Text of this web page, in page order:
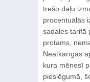
trešo daļu
procentuālās
sadales tarifā
protams,
Neatkarīgās
kura mēnesī
pieslēgumā,